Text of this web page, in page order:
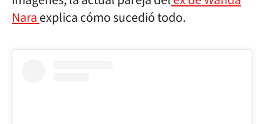
Naraexplica cómo sucedió todo.